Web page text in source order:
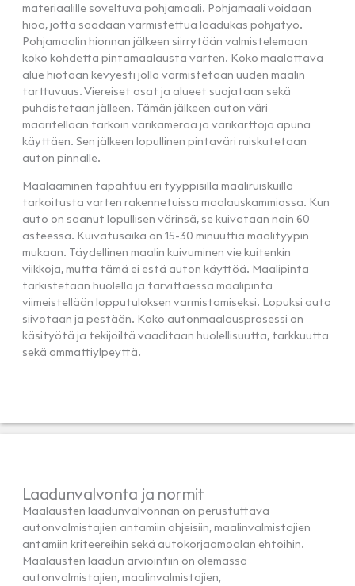
materiaalille soveltuva pohjamaali. Pohjamaali voidaan
hioa, jotta saadaan varmistettua laadukas pohjatyö.
Pohjamaalin hionnan jälkeen siirrytään valmistelemaan
koko kohdetta pintamaalausta varten. Koko maalattava
alue hiotaan kevyesti jolla varmistetaan uuden maalin
tarttuvuus. Viereiset osat ja alueet suojataan sekä
puhdistetaan jälleen. Tämän jälkeen auton väri
määritellään tarkoin värikameraa ja värikarttoja apuna
käyttäen. Sen jälkeen lopullinen pintaväri ruiskutetaan
auton pinnalle.
Maalaaminen tapahtuu eri tyyppisillä maaliruiskuilla
tarkoitusta varten rakennetuissa maalauskammiossa. Kun
auto on saanut lopullisen värinsä, se kuivataan noin 60
asteessa. Kuivatusaika on 15-30 minuuttia maalityypin
mukaan. Täydellinen maalin kuivuminen vie kuitenkin
viikkoja, mutta tämä ei estä auton käyttöä. Maalipinta
tarkistetaan huolella ja tarvittaessa maalipinta
viimeistellään lopputuloksen varmistamiseksi. Lopuksi auto
siivotaan ja pestään. Koko autonmaalausprosessi on
käsityötä ja tekijöiltä vaaditaan huolellisuutta, tarkkuutta
sekä ammattiylpeyttä.
Laadunvalvonta ja normit
Maalausten laadunvalvonnan on perustuttava
autonvalmistajien antamiin ohjeisiin, maalinvalmistajien
antamiin kriteereihin sekä autokorjaamoalan ehtoihin.
Maalausten laadun arviointiin on olemassa
autonvalmistajien, maalinvalmistajien,